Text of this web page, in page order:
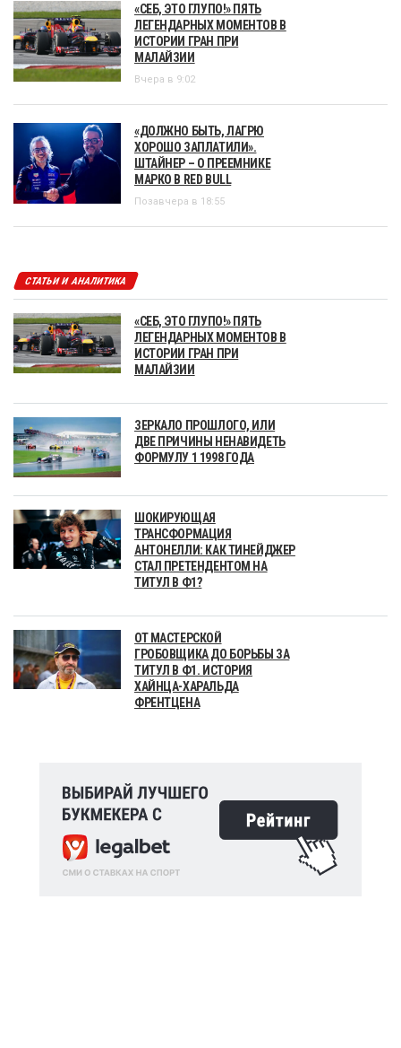
«СЕБ, ЭТО ГЛУПО!» ПЯТЬ
ЛЕГЕНДАРНЫХ МОМЕНТОВ В
ИСТОРИИ ГРАН ПРИ
МАЛАЙЗИИ
Вчера в 9:02
«ДОЛЖНО БЫТЬ, ЛАГРЮ
ХОРОШО ЗАПЛАТИЛИ».
ШТАЙНЕР – О ПРЕЕМНИКЕ
МАРКО В RED BULL
Позавчера в 18:55
СТАТЬИ И АНАЛИТИКА
«СЕБ, ЭТО ГЛУПО!» ПЯТЬ
ЛЕГЕНДАРНЫХ МОМЕНТОВ В
ИСТОРИИ ГРАН ПРИ
МАЛАЙЗИИ
ЗЕРКАЛО ПРОШЛОГО, ИЛИ
ДВЕ ПРИЧИНЫ НЕНАВИДЕТЬ
ФОРМУЛУ 1 1998 ГОДА
ШОКИРУЮЩАЯ
ТРАНСФОРМАЦИЯ
АНТОНЕЛЛИ: КАК ТИНЕЙДЖЕР
СТАЛ ПРЕТЕНДЕНТОМ НА
ТИТУЛ В Ф1?
ОТ МАСТЕРСКОЙ
ГРОБОВЩИКА ДО БОРЬБЫ ЗА
ТИТУЛ В Ф1. ИСТОРИЯ
ХАЙНЦА-ХАРАЛЬДА
ФРЕНТЦЕНА